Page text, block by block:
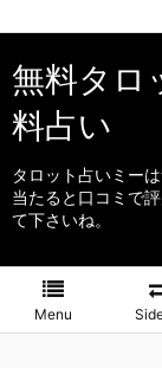
無料タロ
料占い
タロット占いミー
当たると口コミで
て下さいね。
Menu